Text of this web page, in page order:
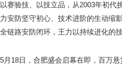
以赛验技、以技立品，从2003年初代
力安防坚守初心、技术进阶的生动缩
全链路安防闭环，王力以持续进化的
5月18日，合肥盛会启幕在即，百万